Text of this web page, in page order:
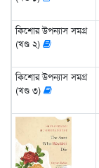
কিশোর উপন্যাস সমগ্র
(খণ্ড ২)
কিশোর উপন্যাস সমগ্র
(খণ্ড ৩)